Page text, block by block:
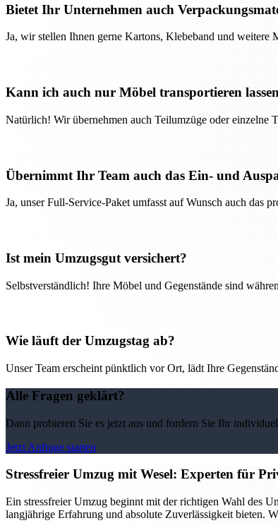
Bietet Ihr Unternehmen auch
Ja, wir stellen Ihnen gerne Kartons, Klebeband und
Kann ich auch nur Möbel transportieren
Natürlich! Wir übernehmen auch Teilumzüge oder einzelne
Übernimmt Ihr Team auch das Ein- und
Ja, unser Full-Service-Paket umfasst auf Wunsch auch das
Ist mein Umzugsgut versichert?
Selbstverständlich! Ihre Möbel und Gegenstände sind
Wie läuft der Umzugstag ab?
Unser Team erscheint pünktlich vor Ort, lädt Ihre
Alle Fragen geklärt?
Dann probieren Sie es jetzt aus und fordern Sie Ihr
Jetzt Anfrage starten
Stressfreier Umzug mit Wesel: Experten für
Ein stressfreier Umzug beginnt mit der richtigen Wahl des
langjährige Erfahrung und absolute Zuverlässigkeit bieten.